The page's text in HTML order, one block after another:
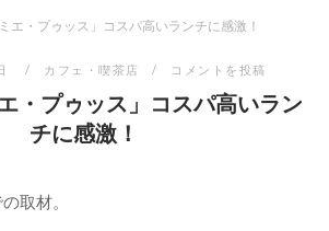
エ・プゥッス」コスパ高いランチに感激！
カフェ・喫茶店 コメントを投稿
・プゥッス」コスパ高いラン
チに感激！
取材。